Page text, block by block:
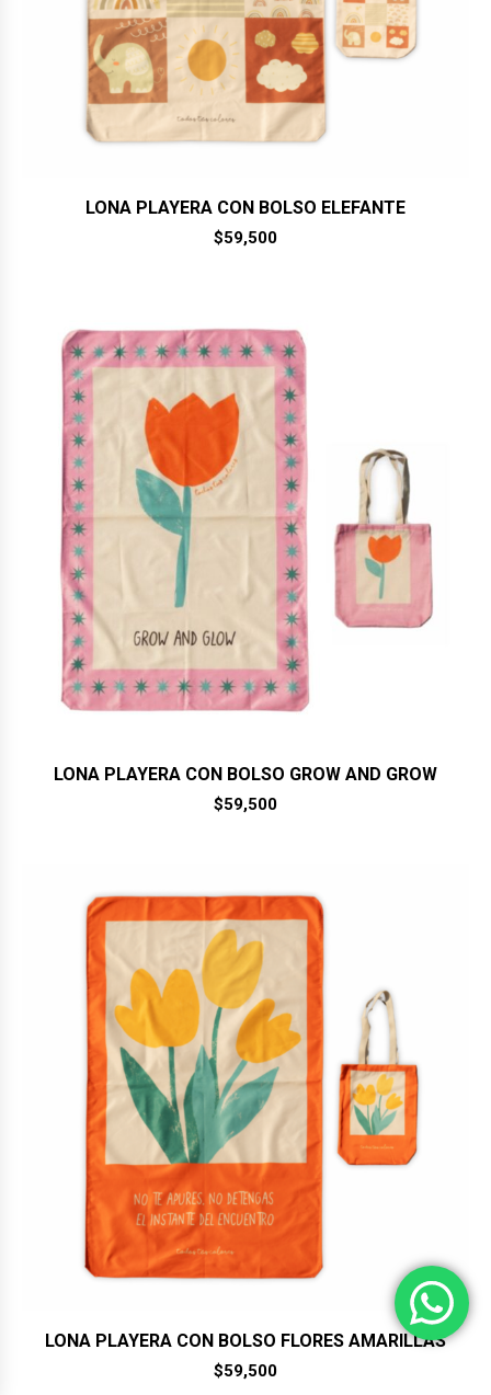
LONA PLAYERA CON BOLSO ELEFANTE
$59,500
LONA PLAYERA CON BOLSO GROW AND GROW
$59,500
LONA PLAYERA CON BOLSO FLORES AMARILLAS
$59,500